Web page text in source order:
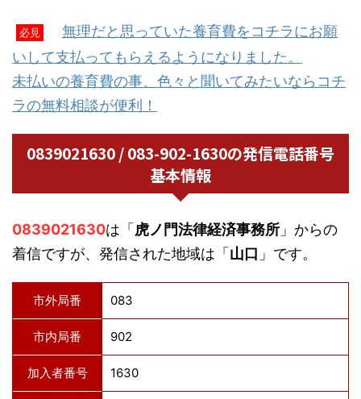
必見
無理だと思っていた養育費をコチラにお願
いして支払ってもらえるようになりました。
未払いの養育費の事、色々と聞いてみたいならコチ
ラの無料相談が便利！
0839021630 / 083-902-1630の発信電話番号
基本情報
0839021630は「虎ノ門法律経済事務所 」からの
着信ですが、発信された地域は「山口 」です。
市外局番 083
市内局番 902
加入者番号 1630